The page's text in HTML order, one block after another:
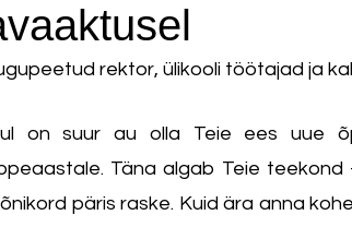
rektor, ülikooli töötajad ja
on suur au olla Teie ees uue
Täna algab Teie
päris raske. Kuid ära anna